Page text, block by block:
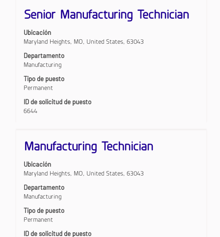
Título
Senior Manufacturing Technician
Ubicación
Maryland Heights, MO, United States, 63043
Departamento
Manufacturing
Tipo de puesto
Permanent
ID de solicitud de puesto
6644
Utilice
la
espaciadora
para
ver
el
completo
de
la
información
del
Título
Manufacturing Technician
Ubicación
Maryland Heights, MO, United States, 63043
Departamento
Manufacturing
Tipo de puesto
Permanent
ID de solicitud de puesto
Utilice
la
espaciadora
para
ver
el
completo
de
la